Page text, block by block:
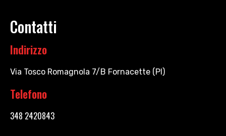
Contatti
Indirizzo
Via Tosco Romagnola 7/B Fornacette (PI)
Telefono
348 2420843